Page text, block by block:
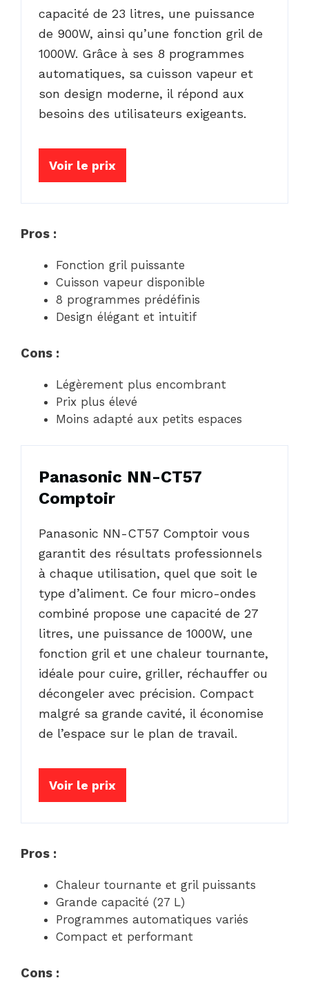
capacité de 23 litres, une puissance
de 900W, ainsi qu’une fonction gril de
1000W. Grâce à ses 8 programmes
automatiques, sa cuisson vapeur et
son design moderne, il répond aux
besoins des utilisateurs exigeants.
Voir le prix
Pros :
Fonction gril puissante
Cuisson vapeur disponible
8 programmes prédéfinis
Design élégant et intuitif
Cons :
Légèrement plus encombrant
Prix plus élevé
Moins adapté aux petits espaces
Panasonic NN-CT57
Comptoir
Panasonic NN-CT57 Comptoir vous
garantit des résultats professionnels
à chaque utilisation, quel que soit le
type d’aliment. Ce four micro-ondes
combiné propose une capacité de 27
litres, une puissance de 1000W, une
fonction gril et une chaleur tournante,
idéale pour cuire, griller, réchauffer ou
décongeler avec précision. Compact
malgré sa grande cavité, il économise
de l’espace sur le plan de travail.
Voir le prix
Pros :
Chaleur tournante et gril puissants
Grande capacité (27 L)
Programmes automatiques variés
Compact et performant
Cons :